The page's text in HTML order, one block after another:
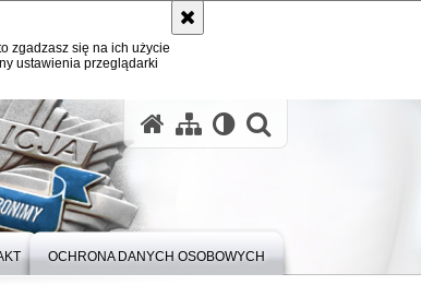
zgadzasz się na ich użycie
ustawienia przeglądarki
OCHRONA DANYCH OSOBOWYCH